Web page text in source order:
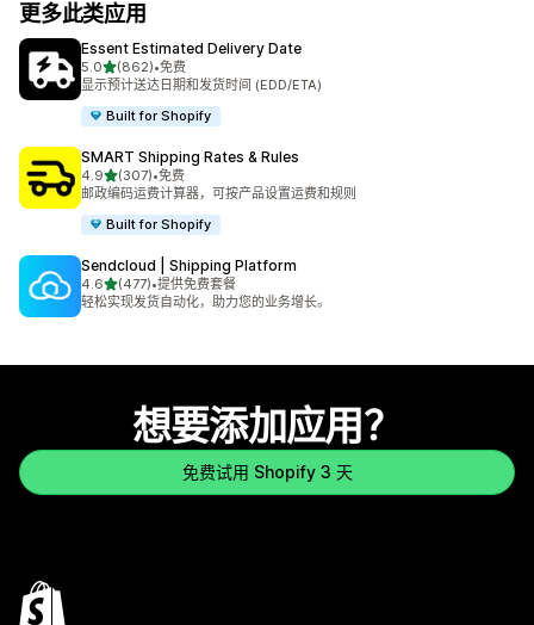
更多此类应用
Essent Estimated Delivery Date
5.0星（满分 5 星）
(862)
总共 862 条评论
•免费
显示预计送达日期和发货时间 (EDD/ETA)
Built for Shopify
SMART Shipping Rates & Rules
4.9星（满分 5 星）
(307)
总共 307 条评论
•免费
邮政编码运费计算器，可按产品设置运费和规则
Built for Shopify
Sendcloud | Shipping Platform
4.6星（满分 5 星）
(477)
总共 477 条评论
•提供免费套餐
轻松实现发货自动化，助力您的业务增长。
想要添加应用？
免费试用 Shopify 3 天